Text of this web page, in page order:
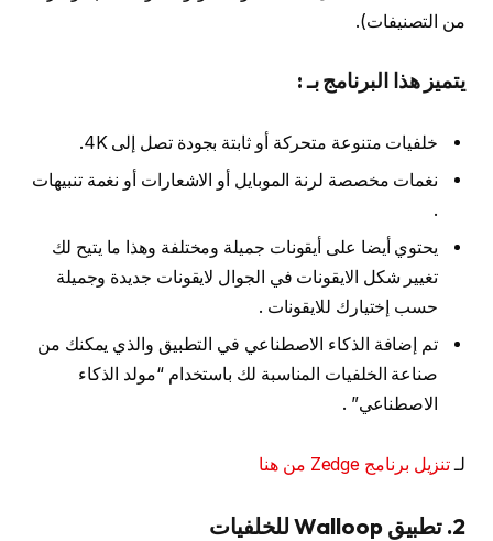
من التصنيفات).
يتميز هذا البرنامج بـ :
خلفيات متنوعة متحركة أو ثابتة بجودة تصل إلى 4K.
نغمات مخصصة لرنة الموبايل أو الاشعارات أو نغمة تنبيهات
.
يحتوي أيضا على أيقونات جميلة ومختلفة وهذا ما يتيح لك
تغيير شكل الايقونات في الجوال لايقونات جديدة وجميلة
حسب إختيارك للايقونات .
تم إضافة الذكاء الاصطناعي في التطبيق والذي يمكنك من
صناعة الخلفيات المناسبة لك باستخدام “مولد الذكاء
الاصطناعي” .
لـتنزيل برنامج Zedge من هنا
2. تطبيق Walloop للخلفيات